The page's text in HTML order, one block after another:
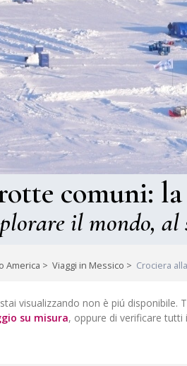
comuni: la
il mondo, al
America > Viaggi in Messico > Crociera
visualizzando non è piú disponibile.
su misura, oppure di verificare tutti i